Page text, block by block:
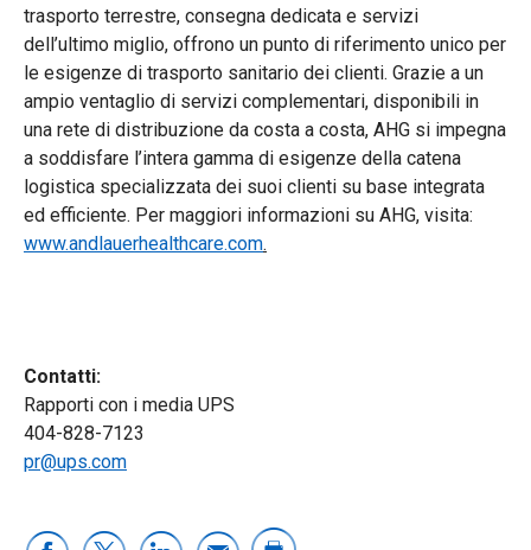
trasporto terrestre, consegna dedicata e servizi
dell’ultimo miglio, offrono un punto di riferimento unico per
le esigenze di trasporto sanitario dei clienti. Grazie a un
ampio ventaglio di servizi complementari, disponibili in
una rete di distribuzione da costa a costa, AHG si impegna
a soddisfare l’intera gamma di esigenze della catena
logistica specializzata dei suoi clienti su base integrata
ed efficiente. Per maggiori informazioni su AHG, visita:
www.andlauerhealthcare.com.
Contatti:
Rapporti con i media UPS
404-828-7123
pr@ups.com